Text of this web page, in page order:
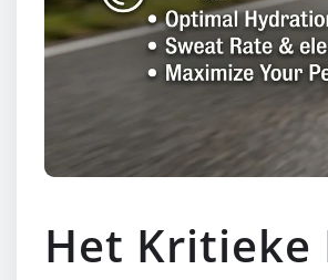
Het Kritieke